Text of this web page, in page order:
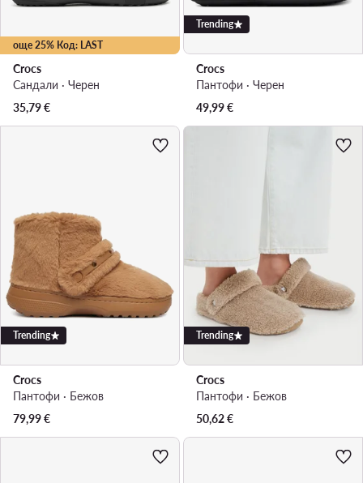
още 25% Код: LAST
Crocs
Сандали · Черен
35,79€
Trending
Crocs
Пантофи · Черен
49,99€
Trending
Crocs
Пантофи · Бежов
79,99€
Trending
Crocs
Пантофи · Бежов
50,62€